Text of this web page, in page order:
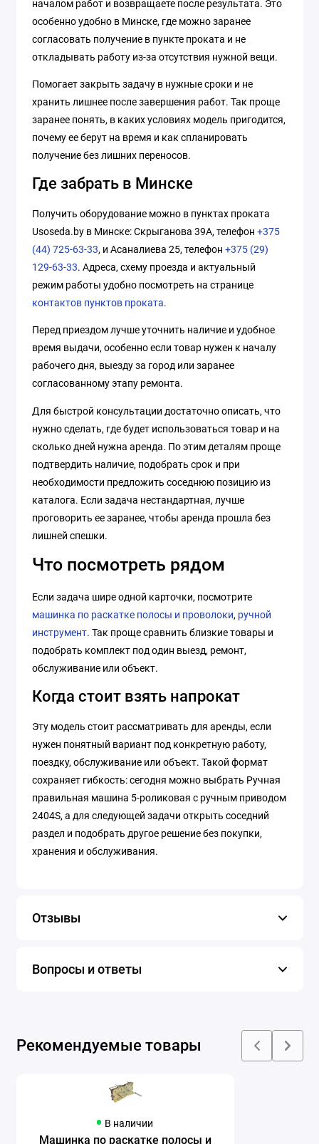
началом работ и возвращаете после результата. Это
особенно удобно в Минске, где можно заранее
согласовать получение в пункте проката и не
откладывать работу из-за отсутствия нужной вещи.
Помогает закрыть задачу в нужные сроки и не
хранить лишнее после завершения работ. Так проще
заранее понять, в каких условиях модель пригодится,
почему ее берут на время и как спланировать
получение без лишних переносов.
Где забрать в Минске
Получить оборудование можно в пунктах проката
Usoseda.by в Минске: Скрыганова 39А, телефон +375
(44) 725-63-33, и Асаналиева 25, телефон +375 (29)
129-63-33. Адреса, схему проезда и актуальный
режим работы удобно посмотреть на странице
контактов пунктов проката.
Перед приездом лучше уточнить наличие и удобное
время выдачи, особенно если товар нужен к началу
рабочего дня, выезду за город или заранее
согласованному этапу ремонта.
Для быстрой консультации достаточно описать, что
нужно сделать, где будет использоваться товар и на
сколько дней нужна аренда. По этим деталям проще
подтвердить наличие, подобрать срок и при
необходимости предложить соседнюю позицию из
каталога. Если задача нестандартная, лучше
проговорить ее заранее, чтобы аренда прошла без
лишней спешки.
Что посмотреть рядом
Если задача шире одной карточки, посмотрите
машинка по раскатке полосы и проволоки, ручной
инструмент. Так проще сравнить близкие товары и
подобрать комплект под один выезд, ремонт,
обслуживание или объект.
Когда стоит взять напрокат
Эту модель стоит рассматривать для аренды, если
нужен понятный вариант под конкретную работу,
поездку, обслуживание или объект. Такой формат
сохраняет гибкость: сегодня можно выбрать Ручная
правильная машина 5-роликовая с ручным приводом
2404S, а для следующей задачи открыть соседний
раздел и подобрать другое решение без покупки,
хранения и обслуживания.
Отзывы
Вопросы и ответы
Рекомендуемые товары
В наличии
Машинка по раскатке полосы и